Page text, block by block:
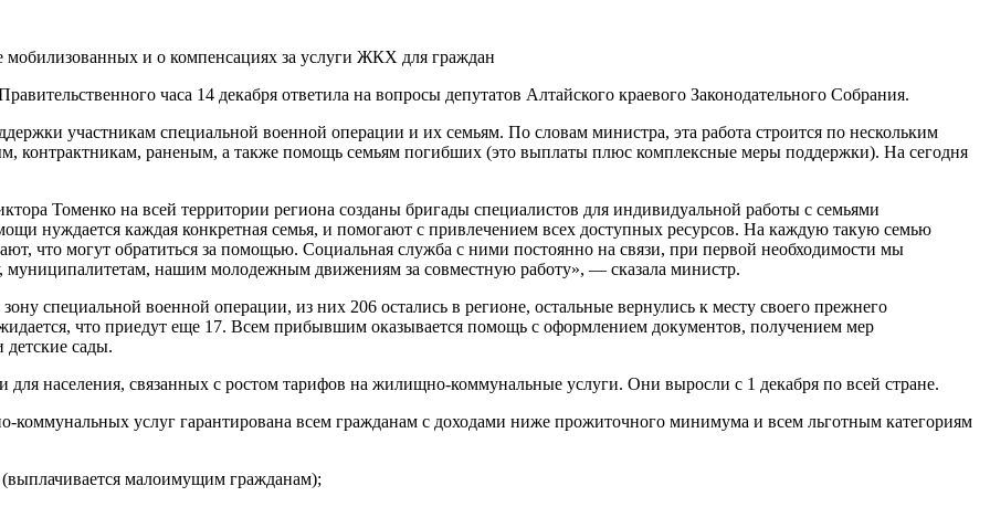
часа 14 декабря ответила на вопросы депутатов Алтайского краевого Законодательного Собрания.
участникам специальной военной операции и их семьям. По словам министра, эта работа строится по нескольким
контрактникам, раненым, а также помощь семьям погибших (это выплаты плюс комплексные меры поддержки). На сегодня
Томенко на всей территории региона созданы бригады специалистов для индивидуальной работы с семьями
нуждается каждая конкретная семья, и помогают с привлечением всех доступных ресурсов. На каждую такую семью
что могут обратиться за помощью. Социальная служба с ними постоянно на связи, при первой необходимости мы
муниципалитетам, нашим молодежным движениям за совместную работу», — сказала министр.
специальной военной операции, из них 206 остались в регионе, остальные вернулись к месту своего прежнего
что приедут еще 17. Всем прибывшим оказывается помощь с оформлением документов, получением мер
детские сады.
населения, связанных с ростом тарифов на жилищно-коммунальные услуги. Они выросли с 1 декабря по всей стране.
услуг гарантирована всем гражданам с доходами ниже прожиточного минимума и всем льготным категориям
малоимущим гражданам);